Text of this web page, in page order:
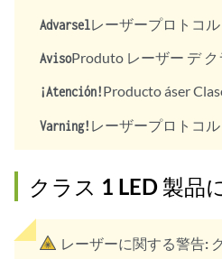
Advarselレーザープロトコル
AvisoProduto レーザー デ ク
¡Atención!Producto áser
Varning! レーザープロトコル
クラス 1 LED 製品
レーザーに関する警告: